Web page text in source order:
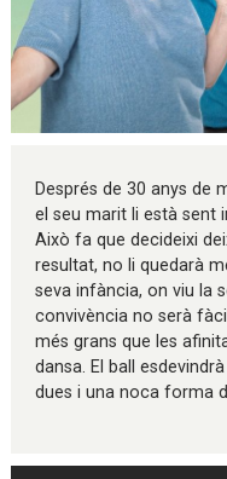
Després de 30 anys de
el seu marit li està sent
Això fa que decideixi
resultat, no li quedarà
seva infància, on viu la
convivència no serà
més grans que les
dansa. El ball
dues i una noca forma